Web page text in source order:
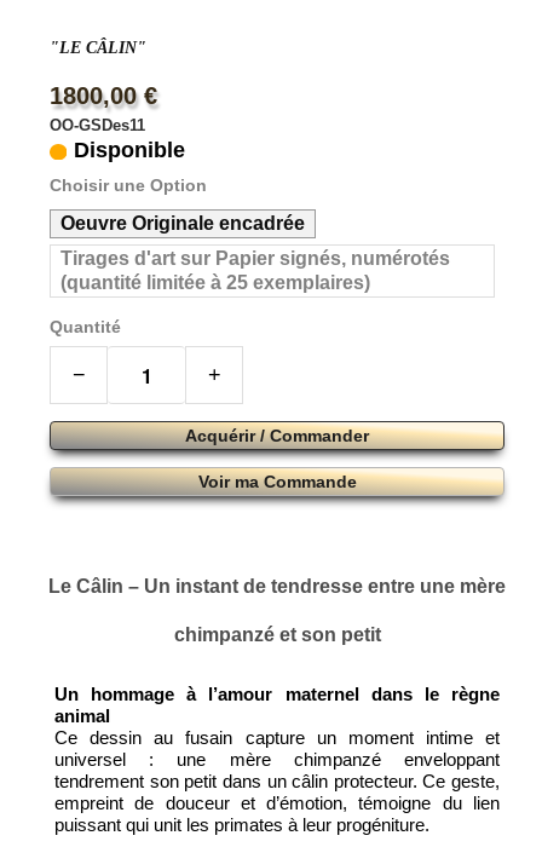
"LE CÂLIN"
1800,00 €
OO-GSDes11
Disponible
Choisir une Option
Oeuvre Originale encadrée
Tirages d'art sur Papier signés, numérotés
(quantité limitée à 25 exemplaires)
Quantité
− +
Acquérir / Commander
Voir ma Commande
Le Câlin – Un instant de tendresse entre une mère
chimpanzé et son petit
Un hommage à l’amour maternel dans le règne
animal
Ce dessin au fusain capture un moment intime et
universel : une mère chimpanzé enveloppant
tendrement son petit dans un câlin protecteur. Ce geste,
empreint de douceur et d’émotion, témoigne du lien
puissant qui unit les primates à leur progéniture.